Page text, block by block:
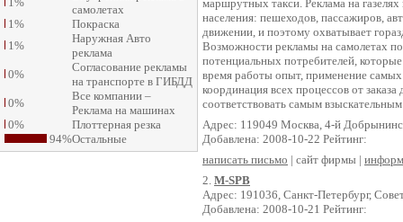
самолетах
1%
Покраска
1%
Наружная Авто
реклама
0%
Согласование рекламы
на транспорте в ГИБДД
0%
Все компании –
Реклама на машинах
0%
Плоттерная резка
94%Остальные
маршрутных такси. Реклама на
населения: пешеходов, пассажиров,
движении, и поэтому охватывает
Возможности рекламы на самолетах
потенциальных потребителей,
время работы опыт, применение
координация всех процессов от
соответствовать самым
Адрес: 119049 Москва, 4-й
Добавлена: 2008-10-22 Рейтинг:
написать письмо | сайт фирмы |
2. M-SPB
Адрес: 191036, Санкт-Петербург,
Добавлена: 2008-10-21 Рейтинг: